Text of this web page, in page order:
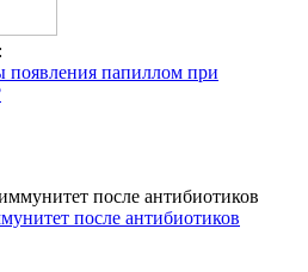
папиллом при
после антибиотиков